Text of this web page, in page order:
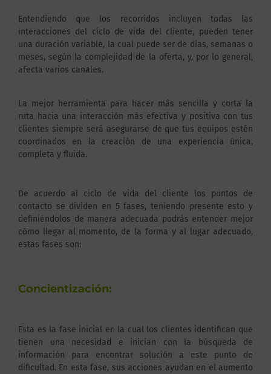
Entendiendo que los recorridos incluyen todas las
interacciones del ciclo de vida del cliente, pueden tener
una duración variable, la cual puede ser de días, semanas o
meses, según la complejidad de la oferta, y, por lo general,
afecta varios canales.
La mejor herramienta para hacer más sencilla y corta la
ruta hacia una interacción más efectiva y positiva con tus
clientes siempre será asegurarse de que tus equipos estén
coordinados en la creación de una experiencia única,
completa y fluida.
De acuerdo al ciclo de vida del cliente los puntos de
contacto se dividen en 5 fases, teniendo presente esto y
definiéndolos de manera adecuada podrás entender mejor
cómo llegar al momento, de la forma y al lugar adecuado,
estas fases son:
Concientización:
Esta es la fase inicial en la cual los clientes identifican que
tienen una necesidad e inician con la búsqueda de
información para encontrar solución a este punto de
dificultad. En esta fase, sus acciones ayudan en el aumento